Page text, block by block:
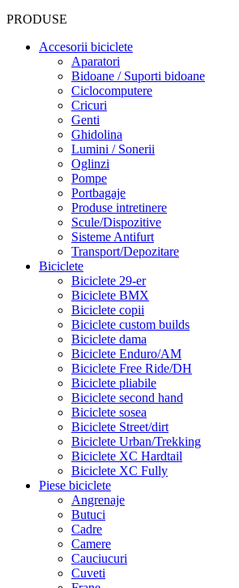
PRODUSE
Accesorii biciclete
Aparatori
Bidoane / Suporti bidoane
Ciclocomputere
Cricuri
Genti
Ghidolina
Lumini / Sonerii
Oglinzi
Pompe
Portbagaje
Produse intretinere
Scule/Dispozitive
Sisteme Antifurt
Transport/Depozitare
Biciclete
Biciclete 29-er
Biciclete BMX
Biciclete copii
Biciclete custom builds
Biciclete dama
Biciclete Enduro/AM
Biciclete Free Ride/DH
Biciclete pliabile
Biciclete second hand
Biciclete sosea
Biciclete Street/dirt
Biciclete Urban/Trekking
Biciclete XC Hardtail
Biciclete XC Fully
Piese biciclete
Angrenaje
Butuci
Cadre
Camere
Cauciucuri
Cuveti